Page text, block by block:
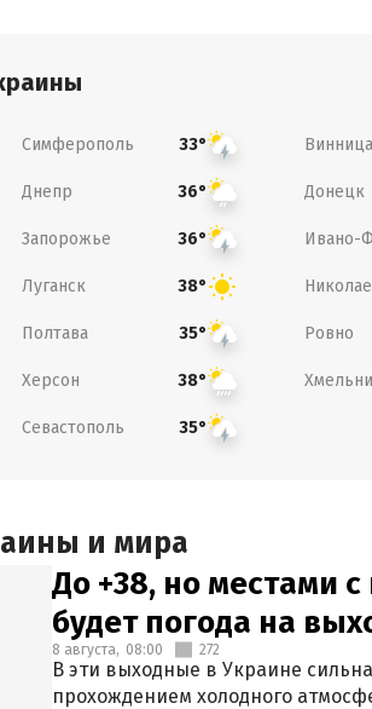
Симферополь 33° Винница
Днепр 36° Донецк
Запорожье 36° Ивано-
Луганск 38°
Полтава 35° Ровно
Херсон 38°
Севастополь 35°
и мира
До +38, но местами
будет погода на
8 августа, 08:00 272
В эти выходные в Украине
прохождением холодного